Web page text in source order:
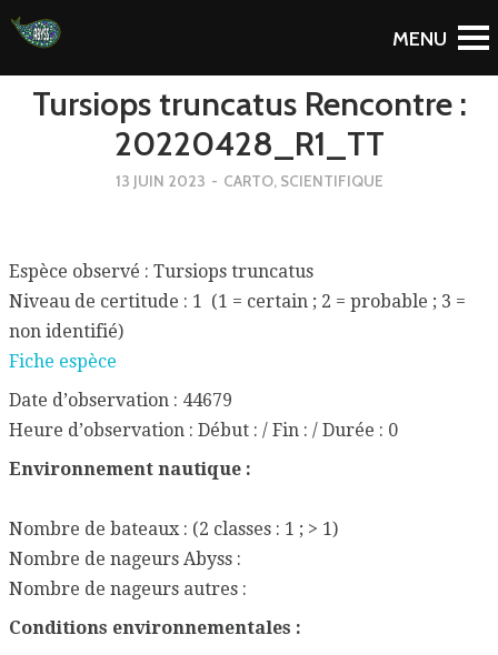
To Blog
Tursiops truncatus Rencontre :
20220428_R1_TT
13 JUIN 2023 - CARTO, SCIENTIFIQUE
Espèce observé : Tursiops truncatus
Niveau de certitude : 1 (1 = certain ; 2 = probable ; 3 =
non identifié)
Fiche espèce
Date d’observation : 44679
Heure d’observation : Début : / Fin : / Durée : 0
Environnement nautique :
Nombre de bateaux : (2 classes : 1 ; > 1)
Nombre de nageurs Abyss :
Nombre de nageurs autres :
Conditions environnementales :